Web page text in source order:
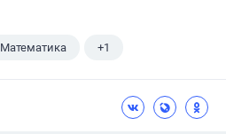
Математика +1